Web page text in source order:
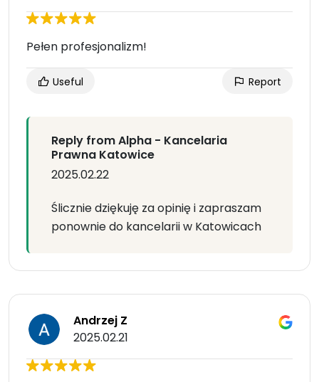
Pełen profesjonalizm!
Useful Report
Reply from Alpha - Kancelaria
Prawna Katowice
2025.02.22
Ślicznie dziękuję za opinię i zapraszam
ponownie do kancelarii w Katowicach
Andrzej Z
2025.02.21